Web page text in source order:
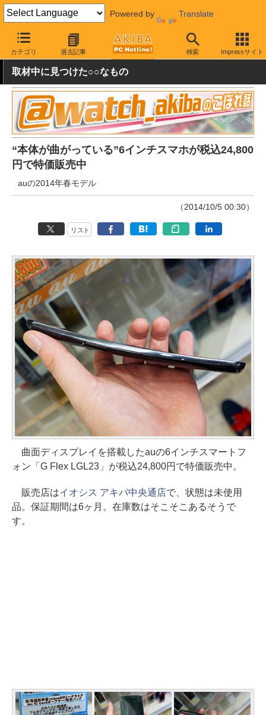
Powered by Translate
カテゴリ 過去記事 検索 Impressサイト
AKIBA PC Hotline! 秋葉原情報 価格情報 特価情報
取材中に見つけた○○なもの
“本体が曲がっている”6インチスマホが税込24,800
円で特価販売中
auの2014年春モデル
（2014/10/5 00:30）
リスト
曲面ディスプレイを搭載したauの6インチスマートフ
ォン「G Flex LGL23」が税込24,800円で特価販売中。
販売店はイオシス アキバ中央通店で、状態は未使用
品。保証期間は6ヶ月。在庫数はそこそこあるそうで
す。